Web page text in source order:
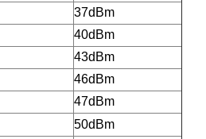
37dBm
40dBm
43dBm
46dBm
47dBm
50dBm